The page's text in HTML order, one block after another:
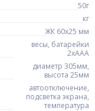
50г
кг
ЖК 60х25 мм
весы, батарейки
2хААА
диаметр 305мм,
высота 25мм
автоотключение,
подсветка экрана,
температура